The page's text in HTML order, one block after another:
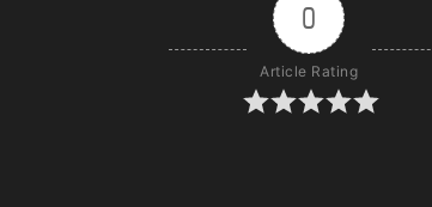
0
Article Rating